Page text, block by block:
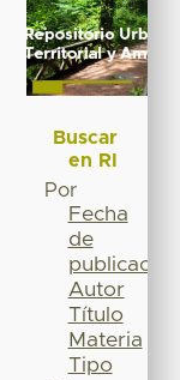
Buscar
en RI
Por
Fecha
de
publicación
Autor
Título
Materia
Tipo